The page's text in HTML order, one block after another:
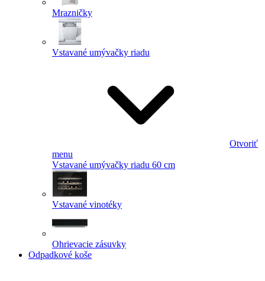
Mrazničky
Vstavané umývačky riadu
Otvoriť
menu
Vstavané umývačky riadu 60 cm
Vstavané vinotéky
Ohrievacie zásuvky
Odpadkové koše